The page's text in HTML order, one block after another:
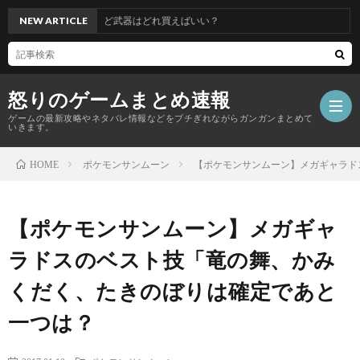
怒りのゲームまとめ速報
ゲームの最新攻略やネタバレ情報などをブチぎれながらガンガンまとめて
いきます。
NEW ARTICLE
の防具揃えたけど武器はどれ買えばいい？
HOME ポケモンサンムーン 【ポケモンサンムーン】メガギャラ
【ポケモンサンムーン】メガギャ
ラドスのベスト技「竜の舞、かみ
くだく、たきのぼりは確定であと
一つは？